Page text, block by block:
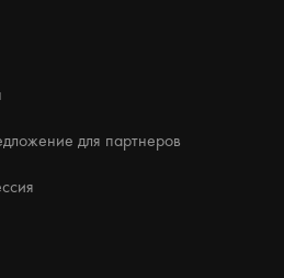
для партнеров